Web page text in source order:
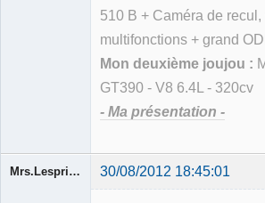
510 B + Caméra de
multifonctions + grand
Mon deuxième joujou :
GT390 - V8 6.4L - 320cv
- Ma présentation -
Mrs.Lespritfifi 30/08/2012 18:45:01